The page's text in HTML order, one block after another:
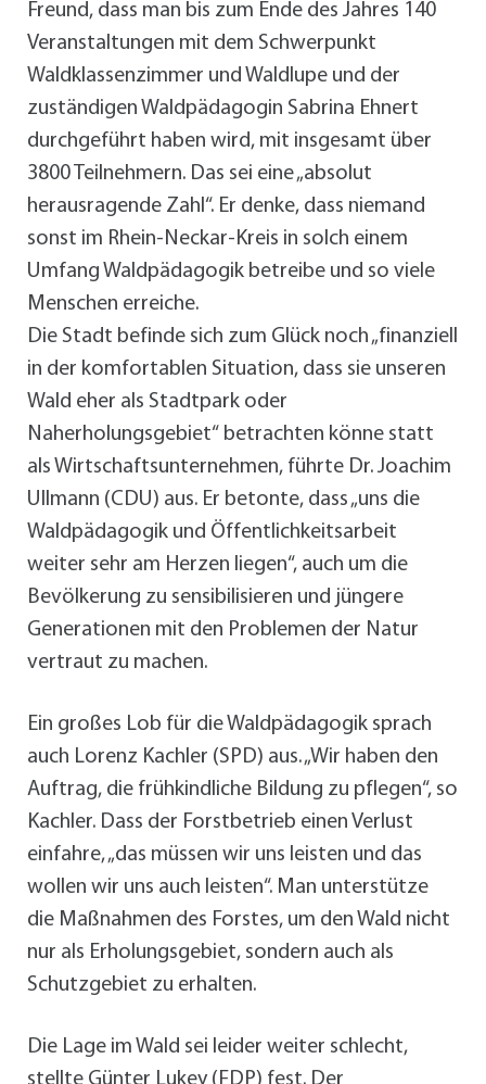
Freund, dass man bis zum Ende des Jahres 140
Veranstaltungen mit dem Schwerpunkt
Waldklassenzimmer und Waldlupe und der
zuständigen Waldpädagogin Sabrina Ehnert
durchgeführt haben wird, mit insgesamt über
3800 Teilnehmern. Das sei eine „absolut
herausragende Zahl“. Er denke, dass niemand
sonst im Rhein-Neckar-Kreis in solch einem
Umfang Waldpädagogik betreibe und so viele
Menschen erreiche.
Die Stadt befinde sich zum Glück noch „finanziell
in der komfortablen Situation, dass sie unseren
Wald eher als Stadtpark oder
Naherholungsgebiet“ betrachten könne statt
als Wirtschaftsunternehmen, führte Dr. Joachim
Ullmann (CDU) aus. Er betonte, dass „uns die
Waldpädagogik und Öffentlichkeitsarbeit
weiter sehr am Herzen liegen“, auch um die
Bevölkerung zu sensibilisieren und jüngere
Generationen mit den Problemen der Natur
vertraut zu machen.
Ein großes Lob für die Waldpädagogik sprach
auch Lorenz Kachler (SPD) aus. „Wir haben den
Auftrag, die frühkindliche Bildung zu pflegen“, so
Kachler. Dass der Forstbetrieb einen Verlust
einfahre, „das müssen wir uns leisten und das
wollen wir uns auch leisten“. Man unterstütze
die Maßnahmen des Forstes, um den Wald nicht
nur als Erholungsgebiet, sondern auch als
Schutzgebiet zu erhalten.
Die Lage im Wald sei leider weiter schlecht,
stellte Günter Lukey (FDP) fest. Der